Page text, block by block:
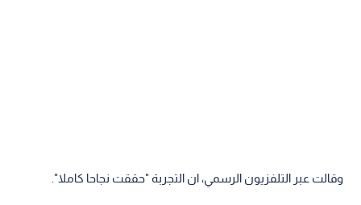
وقالت عبر التلفزيون الرسمي، ان التجربة "حققت نجاحا كاملا".